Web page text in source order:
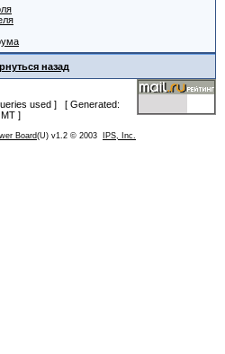
назад
used ] [ Generated:
]
Board(U) v1.2 © 2003 IPS, Inc.